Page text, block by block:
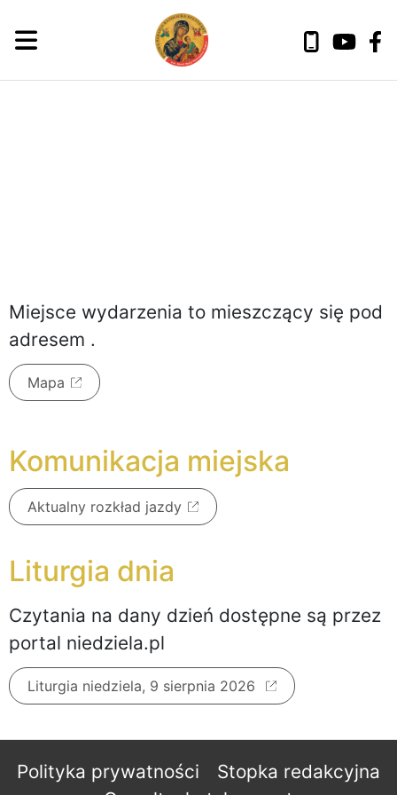
Miejsce wydarzenia to mieszczący się pod
adresem .
Mapa
Komunikacja miejska
Aktualny rozkład jazdy
Liturgia dnia
Czytania na dany dzień dostępne są przez
portal niedziela.pl
Liturgia niedziela, 9 sierpnia 2026
Polityka prywatności
Stopka redakcyjna